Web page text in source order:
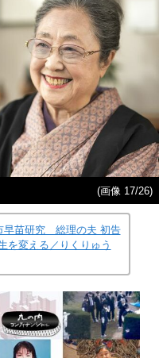
(画像 17/26)
早苗研究 総理の夫 初告
を変える／りくりゅう